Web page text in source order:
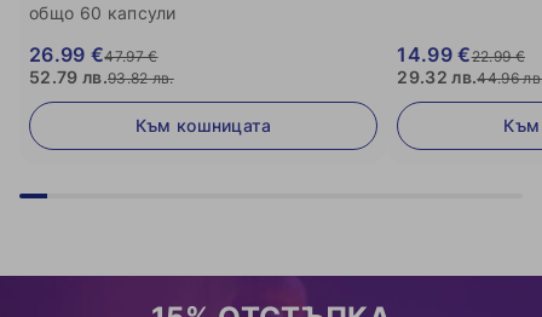
общо 60 капсули
26.99 €47.97 €
52.79 лв.93.82 лв.
Към кошницата
14.99 €22.99 €
29.32 лв.44.96
Към